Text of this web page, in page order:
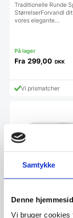
Samtykke
Denne
Vi bruger cookies
Traditionelle Runde
StørrelserForvandl
vores elegante…
Fra 299,00 DKK
Vi prismatcher
ESTIQUE – Spejl
knager – Hvid